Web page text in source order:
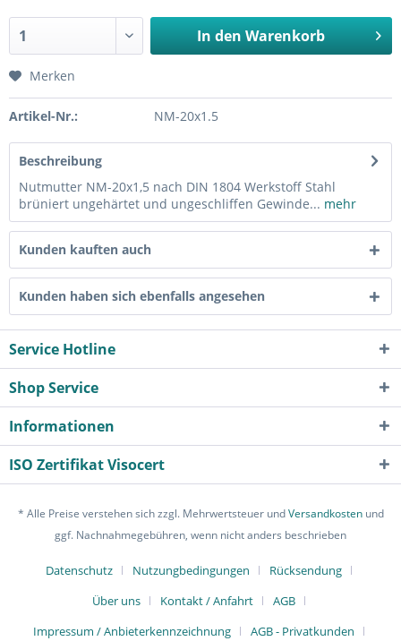
In den Warenkorb
Merken
Artikel-Nr.: NM-20x1.5
Beschreibung
Nutmutter NM-20x1,5 nach DIN 1804 Werkstoff Stahl
brüniert ungehärtet und ungeschliffen Gewinde... mehr
Kunden kauften auch
Kunden haben sich ebenfalls angesehen
Service Hotline
Shop Service
Informationen
ISO Zertifikat Visocert
* Alle Preise verstehen sich zzgl. Mehrwertsteuer undVersandkostenund
ggf. Nachnahmegebühren, wenn nicht anders beschrieben
Datenschutz Nutzungbedingungen
Rücksendung
Über uns
Kontakt / Anfahrt
AGB
Impressum / Anbieterkennzeichnung
AGB - Privatkunden